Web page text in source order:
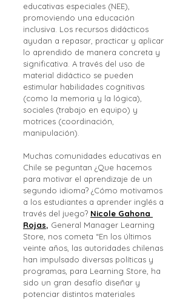
educativas especiales (NEE),
promoviendo una educación
inclusiva. Los recursos didácticos
ayudan a repasar, practicar y aplicar
lo aprendido de manera concreta y
significativa. A través del uso de
material didáctico se pueden
estimular habilidades cognitivas
(como la memoria y la lógica),
sociales (trabajo en equipo) y
motrices (coordinación,
manipulación).
Muchas comunidades educativas en
Chile se peguntan ¿Que hacemos
para motivar el aprendizaje de un
segundo idioma? ¿Cómo motivamos
a los estudiantes a aprender inglés a
través del juego? Nicole Gahona
Rojas, General Manager Learning
Store, nos cometa “En los últimos
veinte años, las autoridades chilenas
han impulsado diversas políticas y
programas, para Learning Store, ha
sido un gran desafío diseñar y
potenciar distintos materiales